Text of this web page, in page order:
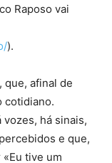
Raposo vai
).
que, afinal de
cotidiano.
há sinais,
e que,
tive um